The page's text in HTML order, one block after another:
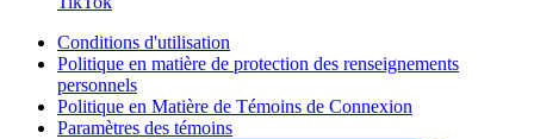
Conditions d'utilisation
Politique en matière de protection des renseignements
personnels
Politique en Matière de Témoins de Connexion
Paramètres des témoins